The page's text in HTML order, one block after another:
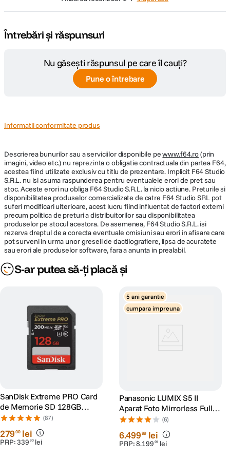
individuale dintr-o secventa video (filmata la 30 de cadre pe
secunda, la rezolutie 4K) pentru a surprinde acele momente
functia de inregistrare foto 4K puteti fi intotdeauna sigur ca
aveti libertatea de a decide asupra propriului dvs. „moment
AF tracking - urmarirea subiectului
Sistemul de focalizare automata foloseste un nou algoritm de anticipare a
deplasarii subiectului, care recunoaste culoarea, dimensiunea si vectorul
de miscare al subiectului, permitand camerei foto sa mentina subiectul in
clar cu un grad si mai mare de siguranta. Rezulta o imbunatatire a
capacitatii de urmarire de mai bine de 200 %.
Focalizare in conditii de iluminare
Raza efectiva
blit
6.2 m @ ISO100, 24mm
Capacitati Direct Da , PictBridge
video
[4K] 3840x2160:4K/25p 100Mbps,
20Mbps; [HD] 1280x720:HD/25p 10Mbps;
[VGA] 640x480:VGA/25p 4Mbps.
Rezolutie Video 4K
Capacitate
inregistrare
video
pana la 29 min si 59 sec
Inregistrare
audio
Cod producator
ECRAN / VIEWFINDER:
Ecran LCD tactil si articulat 3.0" ( 7.5cm )
Vizor
• Vizor electronic OLED• Acoperire: 100%
Marire: 1.4x • Diametru vizor: 17.5mm •
Corectie dioptrie: de la -4,0 la +4,0
Întrebări și răspunsuri
Nu găsești răspunsul pe care îl cauți?
Pune o întrebare
Informatii conformitate produs
Descrierea bunurilor sau a serviciilor disponibile pewww.f64.ro(prin
imagini, video etc.) nu reprezinta o obligatie contractuala din partea F64,
acestea fiind utilizate exclusiv cu titlu de prezentare. Implicit F64 Studio
S.R.L. nu isi asuma raspunderea pentru eventualele erori de pret sau
stoc. Aceste erori nu obliga F64 Studio S.R.L. la nicio actiune. Preturile si
disponibilitatea produselor comercializate de catre F64 Studio SRL pot
suferi modificari ulterioare, acest lucru fiind influentat de factori externi
precum politica de preturi a distribuitorilor sau disponibilitatea
produselor pe stocul acestora. De asemenea, F64 Studio S.R.L. isi
rezerva dreptul de a corecta eventuale omisiuni sau erori in afisare care
pot surveni in urma unor greseli de dactilografiere, lipsa de acuratete
sau erori ale produselor software, fara a anunta in prealabil.
S-ar putea să-ți placă și
SanDisk Extreme PRO Card
de Memorie SD 128GB
SDXC UHS-I Class 10 U3 V30
+ 2 Ani RescuePRO Deluxe
(87)
27900 lei
PRP:339 90 lei
5 ani garantie
cumpara impreuna
Panasonic LUMIX S5 II
Aparat Foto Mirrorless Full
Frame 24.2MP
(6)
6.49999 lei
PRP:8.199 99 lei